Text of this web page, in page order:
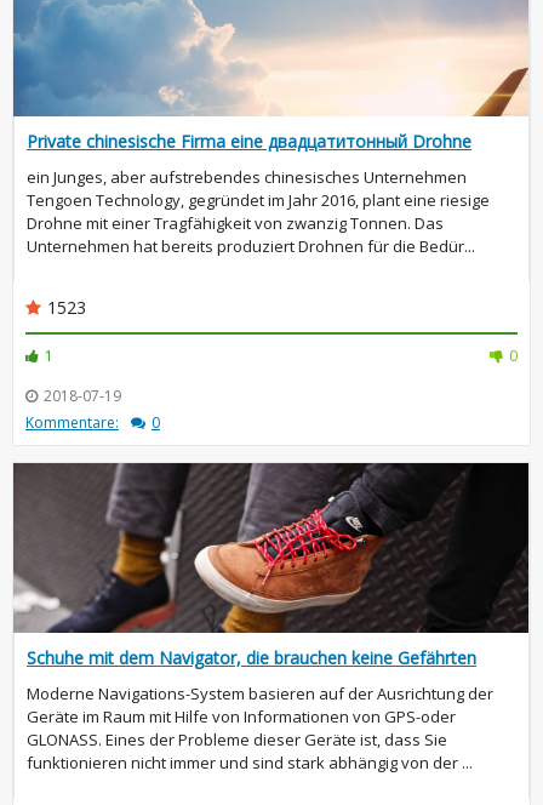
Private chinesische Firma eine двадцатитонный Drohne
ein Junges, aber aufstrebendes chinesisches Unternehmen
Tengoen Technology, gegründet im Jahr 2016, plant eine riesige
Drohne mit einer Tragfähigkeit von zwanzig Tonnen. Das
Unternehmen hat bereits produziert Drohnen für die Bedür...
1523
1
0
2018-07-19
Kommentare:
0
Schuhe mit dem Navigator, die brauchen keine Gefährten
Moderne Navigations-System basieren auf der Ausrichtung der
Geräte im Raum mit Hilfe von Informationen von GPS-oder
GLONASS. Eines der Probleme dieser Geräte ist, dass Sie
funktionieren nicht immer und sind stark abhängig von der ...